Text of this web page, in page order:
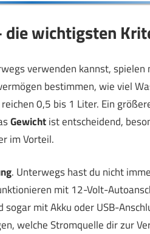
wichtigsten
verwenden kannst, spielen
bestimmen, wie viel
0,5 bis 1 Liter. Ein
Gewichtist entscheidend,
im Vorteil.
. Unterwegs hast du nicht
mit 12-Volt-
mit Akku oder USB-
welche Stromquelle dir zur